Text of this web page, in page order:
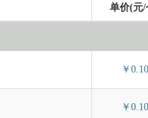
单价(元/
￥0.10
￥0.10